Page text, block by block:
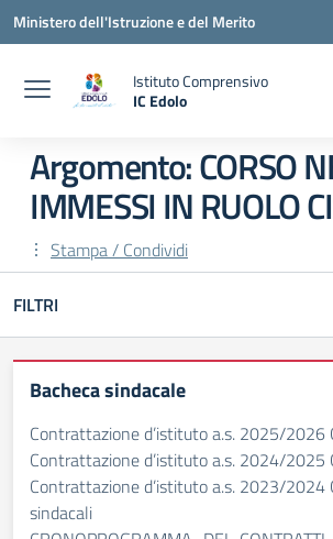
Vai ai contenuti
Vai al menu di navigazione
Vai al footer
Ministero dell'Istruzione e del Merito
Istituto Comprensivo
IC Edolo
Argomento: CORSO
IMMESSI IN RUOLO
Stampa / Condividi
FILTRI
Bacheca sindacale
Contrattazione d’istituto a.s. 2025/
Contrattazione d’istituto a.s. 2024/
Contrattazione d’istituto a.s. 2023/
sindacali